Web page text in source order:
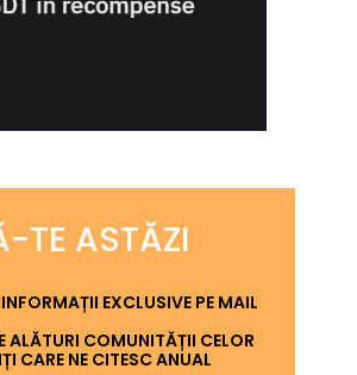
TE ASTĂZI
EXCLUSIVE PE MAIL
ALĂTURI COMUNITĂȚII CELOR
CARE NE CITESC ANUAL